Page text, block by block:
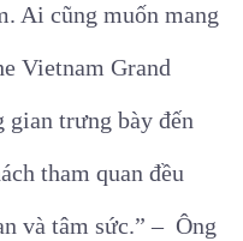
Ai cũng muốn mang
Vietnam Grand
gian trưng bày đến
tham quan đều
và tâm sức.” – Ông